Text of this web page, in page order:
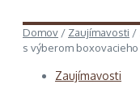
Domov / Zaujímavosti /
s výberom boxovacieho
Zaujímavosti